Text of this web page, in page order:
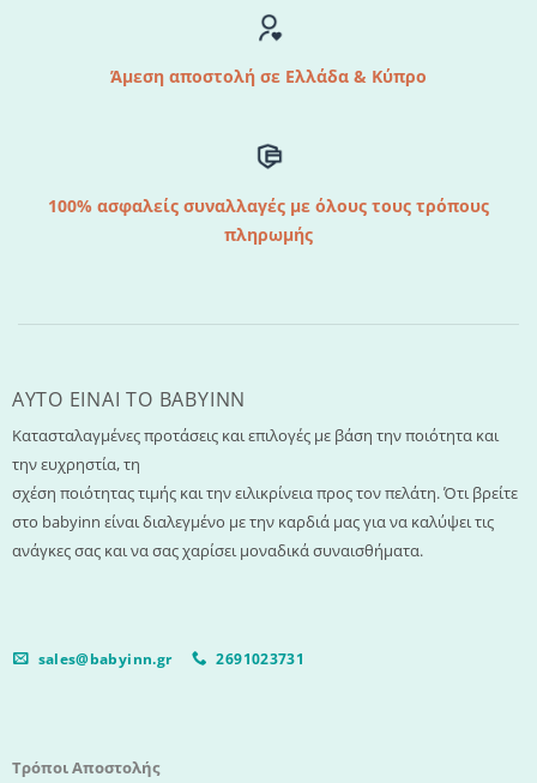
Άμεση αποστολή σε Ελλάδα & Κύπρο
100% ασφαλείς συναλλαγές με όλους τους τρόπους
πληρωμής
AYTO EINAI TO ΒΑΒΥΙΝΝ
Κατασταλαγμένες προτάσεις και επιλογές με βάση την ποιότητα και
την ευχρηστία, τη
σχέση ποιότητας τιμής και την ειλικρίνεια προς τον πελάτη. Ότι βρείτε
στο babyinn είναι διαλεγμένο με την καρδιά μας για να καλύψει τις
ανάγκες σας και να σας χαρίσει μοναδικά συναισθήματα.
sales@babyinn.gr 2691023731
Τρόποι Αποστολής